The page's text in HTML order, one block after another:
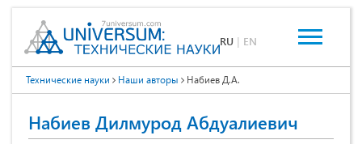
RU | EN
Технические науки Наши авторы Набиев Д.А.
Набиев Дилмурод Абдуалиевич